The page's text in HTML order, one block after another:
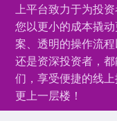
上平台致力于为投
您以更小的成本撬
案、透明的操作流
还是资深投资者，
们，享受便捷的线
更上一层楼！